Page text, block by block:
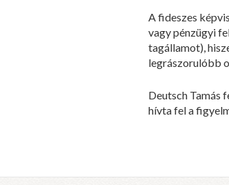
A fideszes
vagy pénzügyi
tagállamot),
legrászorulóbb
Deutsch Tamás
hívta fel a